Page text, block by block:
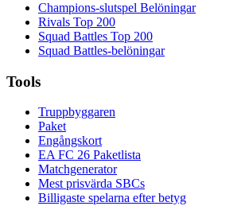
Champions-slutspel Belöningar
Rivals Top 200
Squad Battles Top 200
Squad Battles-belöningar
Tools
Truppbyggaren
Paket
Engångskort
EA FC 26 Paketlista
Matchgenerator
Mest prisvärda SBCs
Billigaste spelarna efter betyg